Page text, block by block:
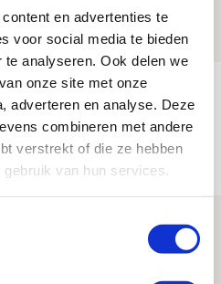
en advertenties te
voor social media te bieden
analyseren. Ook delen we
onze site met onze
adverteren en analyse. Deze
combineren met andere
verstrekt of die ze hebben
van hun services.
duels
speciaal’
eenvoudig opzij en
naar Dublin